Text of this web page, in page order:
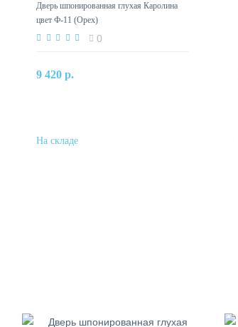
Дверь шпонированная глухая Каролина
цвет Ф-11 (Орех)
0
9 420 р.В корзину